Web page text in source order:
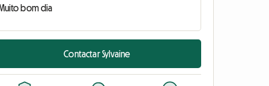
Contactar Sylvaine